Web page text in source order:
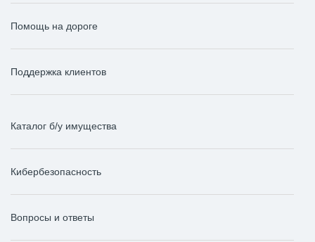
Помощь на дороге
Поддержка клиентов
Каталог б/у имущества
Кибербезопасность
Вопросы и ответы